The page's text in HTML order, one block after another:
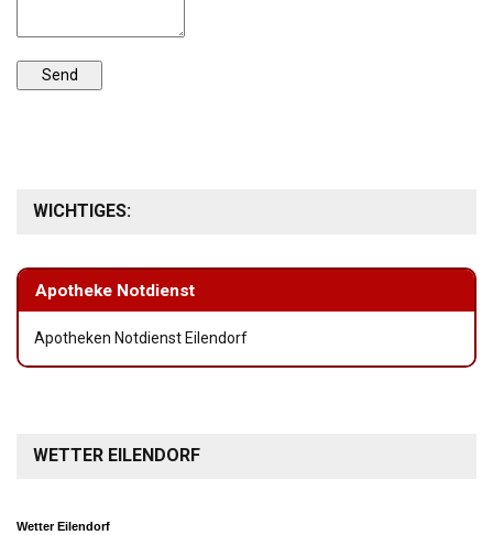
WICHTIGES:
Apotheke Notdienst
Apotheken Notdienst Eilendorf
WETTER EILENDORF
Wetter Eilendorf